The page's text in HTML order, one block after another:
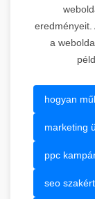
eredményeit.
a
hogyan
marketing
ppc
seo